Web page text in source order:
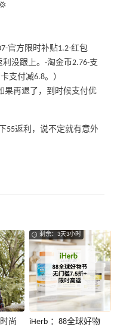
官方限时补贴1.2-红包
没跟上。-淘金币2.76-支
支付减6.8。）
果再退了，到时候支付优
55返利，说不定就有意外
尚
剩余：3天3小时
iHerb ：88全球好物